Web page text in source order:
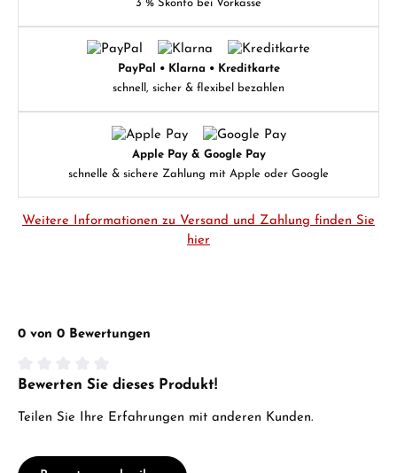
3 % Skonto bei Vorkasse
PayPal • Klarna • Kreditkarte
schnell, sicher & flexibel bezahlen
Apple Pay & Google Pay
schnelle & sichere Zahlung mit Apple oder Google
Weitere Informationen zu Versand und Zahlung finden Sie
hier
0 von 0 Bewertungen
Durchschnittliche Bewertung von 0 von 5 Sternen
Bewerten Sie dieses Produkt!
Teilen Sie Ihre Erfahrungen mit anderen Kunden.